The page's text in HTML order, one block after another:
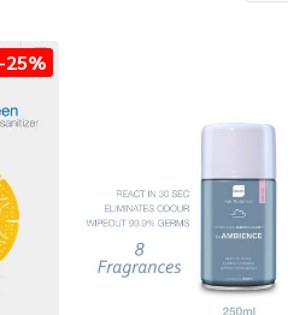
25%